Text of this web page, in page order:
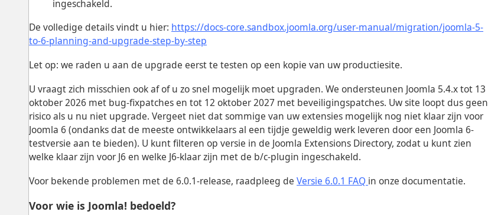
ingeschakeld.
De volledige details vindt u hier: https://docs-core.sandbox.joomla.org/user-manual/migration/joomla-5-
to-6-planning-and-upgrade-step-by-step
Let op: we raden u aan de upgrade eerst te testen op een kopie van uw productiesite.
U vraagt ​​zich misschien ook af of u zo snel mogelijk moet upgraden. We ondersteunen Joomla 5.4.x tot 13
oktober 2026 met bug-fixpatches en tot 12 oktober 2027 met beveiligingspatches. Uw site loopt dus geen
risico als u nu niet upgrade. Vergeet niet dat sommige van uw extensies mogelijk nog niet klaar zijn voor
Joomla 6 (ondanks dat de meeste ontwikkelaars al een tijdje geweldig werk leveren door een Joomla 6-
testversie aan te bieden). U kunt filteren op versie in de Joomla Extensions Directory, zodat u kunt zien
welke klaar zijn voor J6 en welke J6-klaar zijn met de b/c-plugin ingeschakeld.
Voor bekende problemen met de 6.0.1-release, raadpleeg deVersie 6.0.1 FAQ in onze documentatie.
Voor wie is Joomla! bedoeld?